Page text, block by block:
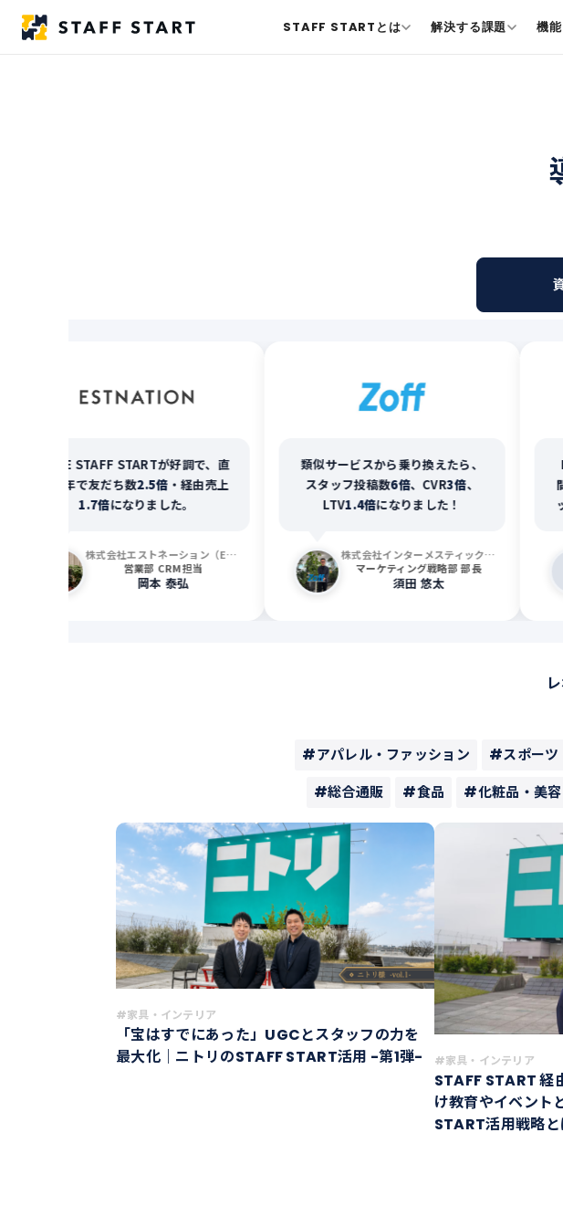
STAFF STARTとは 解決する課題 機能
LINE STAFF STARTが好調で、直
近1年で友だち数2.5倍・経由売上
1.7倍になりました。
株式会社エストネーション（ESTNATION）
営業部 CRM担当
岡本 泰弘
類似サービスから乗り換えたら、
スタッフ投稿数6倍、CVR3倍、
1.4倍になりました！
株式会社インターメスティック（Zoff）
マーケティング戦略部 部長
須田 悠太
間
ッ
#アパレル・ファッション #スポーツ
#総合通販
#食品 #化粧品・美容
#家具・インテリア
「宝はすでにあった」UGCとスタッフの力を
最大化｜ニトリのSTAFF START活用 -第1弾-
#家具・インテリア
STAFF START 経
け教育やイベント
START活用戦略と